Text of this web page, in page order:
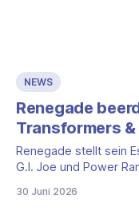
NEWS
Renegade
Transformers &
Renegade stellt sein
G.I. Joe und Power
30 Juni 2026